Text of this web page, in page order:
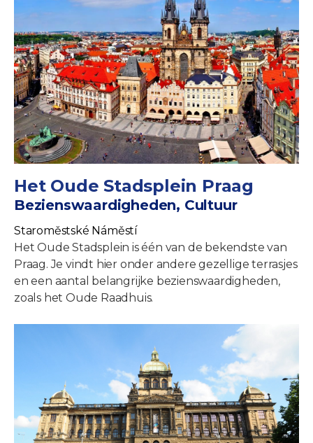
Het Oude Stadsplein Praag
Bezienswaardigheden, Cultuur
Staroměstské Náměstí
Het Oude Stadsplein is één van de bekendste van
Praag. Je vindt hier onder andere gezellige terrasjes
en een aantal belangrijke bezienswaardigheden,
zoals het Oude Raadhuis.